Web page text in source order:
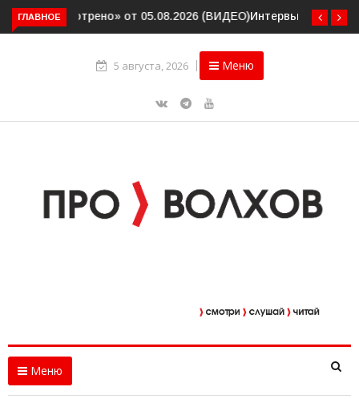
ГЛАВНОЕ
Интервью. Ирина Афанасьева о социальном контракте
5 августа, 2026